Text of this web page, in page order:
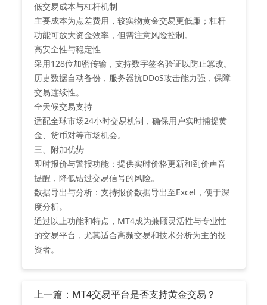
‌低交易成本与杠杆机制‌
主要成本为点差费用，较实物黄金交易更低廉；杠杆
功能可放大资金效率，但需注意风险控制。
‌高安全性与稳定性‌
采用128位加密传输，支持数字签名验证以防止篡改。
历史数据自动备份，服务器抗DDoS攻击能力强，保障
交易连续性。
‌全天候交易支持‌
适配全球市场24小时交易机制，确保用户实时捕捉黄
金、货币对等市场机会。
‌三、附加优势‌
‌即时报价与警报功能‌：提供实时价格更新和到价声音
提醒，降低错过交易信号的风险。
‌数据导出与分析‌：支持报价数据导出至Excel，便于深
度分析。
通过以上功能和特点，MT4成为兼顾灵活性与专业性
的交易平台，尤其适合高频交易和技术分析为主的投
资者。
上一篇：MT4交易平台是否支持黄金交易？